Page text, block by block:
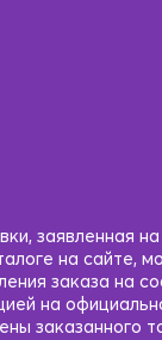
заявленная
на сайте,
заказа на
на